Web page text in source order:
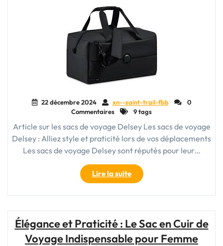
les
Sentiers"
22 décembre 2024 xn--saint-trail-fbb
0
Commentaires
9 tags
Article sur les sacs de voyage Delsey Les sacs de voyage
Delsey : Alliez style et praticité lors de vos déplacements
Les sacs de voyage Delsey sont réputés pour leur…
Lire la suite"Sacs
de
voyage
L’alliance
parfaite
Élégance et Praticité : Le Sac en Cuir de
Voyage Indispensable pour Femme